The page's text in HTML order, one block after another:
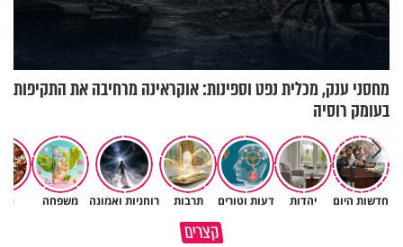
מחסני ענק, מכלית נפט וספינות: אוקראינה מרחיבה את התקיפות
בעומק רוסיה
חדשות היום יהדות דעות וטורים תרבות רוחניות ואמונה משפחה
קצרים
תהיו אהרון הכהן - תשכינו שלום
כל קושי שחווית היה ניסיון